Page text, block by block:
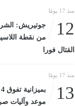
منذ 17 يومًا
12
جوتيريش:
من نقطة
القتال فورا
منذ 17 يومًا
13
موعد وآليات